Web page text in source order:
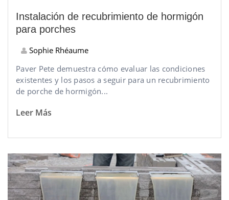
Instalación de recubrimiento de hormigón
para porches
Sophie Rhéaume
Paver Pete demuestra cómo evaluar las condiciones
existentes y los pasos a seguir para un recubrimiento
de porche de hormigón...
Leer Más